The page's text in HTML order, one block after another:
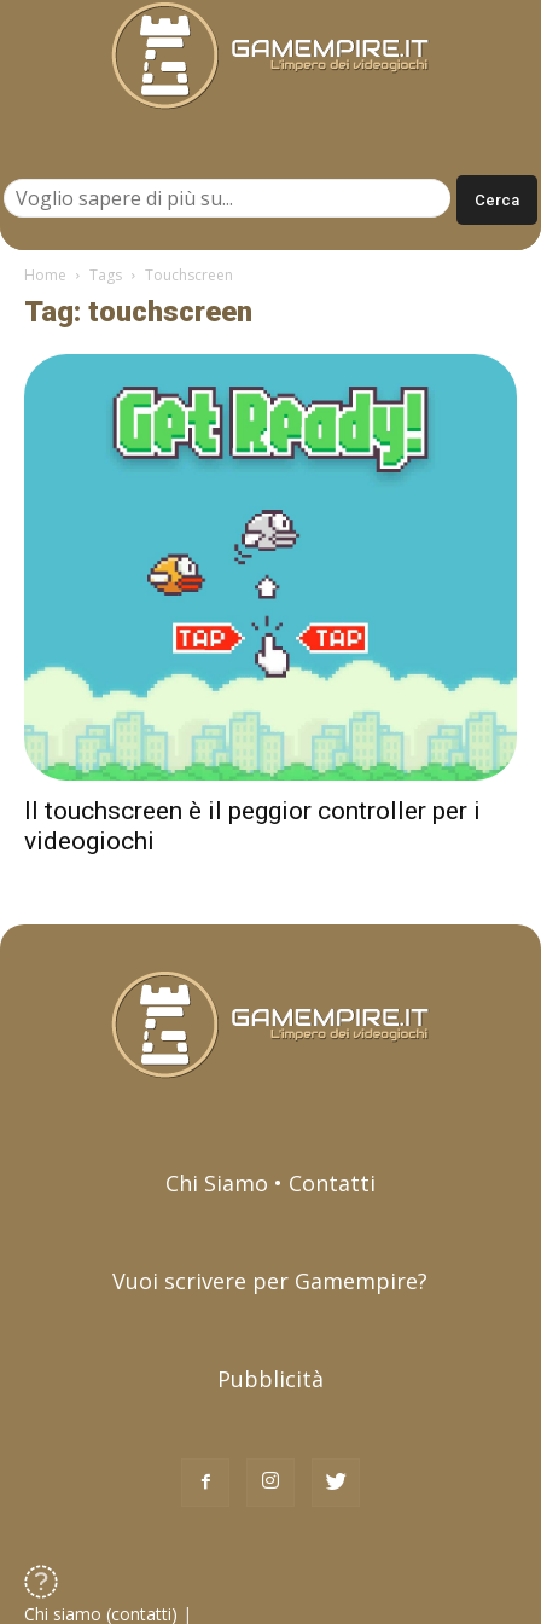
Home Tags Touchscreen
Tag: touchscreen
Il touchscreen è il peggior controller per i
videogiochi
Chi Siamo • Contatti
Vuoi scrivere per Gamempire?
Pubblicità
Chi siamo (contatti) |